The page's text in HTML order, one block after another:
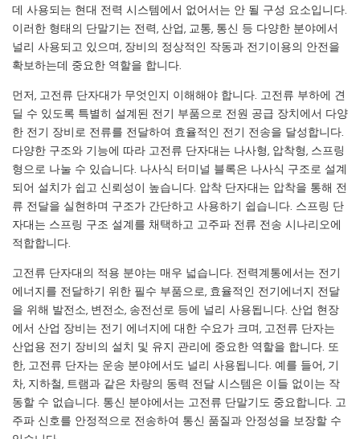
데 사용되는 현대 전력 시스템에서 없어서는 안 될 구성 요소입니다.
이러한 형태의 단말기는 전력, 산업, 교통, 통신 등 다양한 분야에서
널리 사용되고 있으며, 장비의 정상적인 작동과 전기이용의 안전을
확보하는데 중요한 역할을 합니다.
먼저, 고전류 단자대가 무엇인지 이해해야 합니다. 고전류 부하에 견
딜 수 있도록 특별히 설계된 전기 부품으로 전원 공급 장치에서 다양
한 전기 장비로 전류를 전달하여 효율적인 전기 전송을 달성합니다.
다양한 구조와 기능에 따라 고전류 단자대는 나사형, 압착형, 스프링
형으로 나눌 수 있습니다. 나사식 터미널 블록은 나사식 구조로 설계
되어 설치가 쉽고 신뢰성이 높습니다. 압착 단자대는 압착을 통해 전
류 전달을 실현하며 구조가 간단하고 사용하기 쉽습니다. 스프링 단
자대는 스프링 구조 설계를 채택하고 고주파 전류 전송 시나리오에
적합합니다.
고전류 단자대의 적용 분야는 매우 넓습니다. 전력계통에서는 전기
에너지를 전달하기 위한 필수 부품으로, 효율적인 전기에너지 전달
을 위해 발전소, 변전소, 송전선로 등에 널리 사용됩니다. 산업 현장
에서 산업 장비는 전기 에너지에 대한 수요가 크며, 고전류 단자는
산업용 전기 장비의 설치 및 유지 관리에 중요한 역할을 합니다. 또
한, 고전류 단자는 운송 분야에서도 널리 사용됩니다. 예를 들어, 기
차, 지하철, 트램과 같은 차량의 동력 전달 시스템은 이들 없이는 작
동할 수 없습니다. 통신 분야에서는 고전류 단말기도 중요합니다. 고
주파 신호를 안정적으로 전송하여 통신 품질과 안정성을 보장할 수